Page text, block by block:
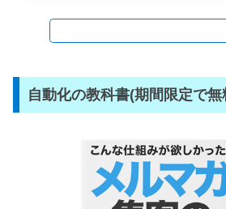
自動化の教科書(期間限定で無